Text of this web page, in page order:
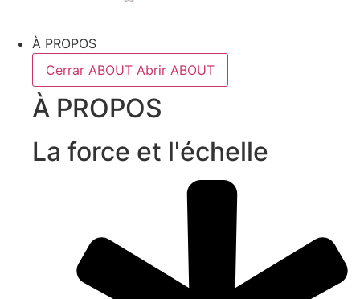
À PROPOS
Cerrar ABOUT Abrir ABOUT
À PROPOS
La force et l'échelle